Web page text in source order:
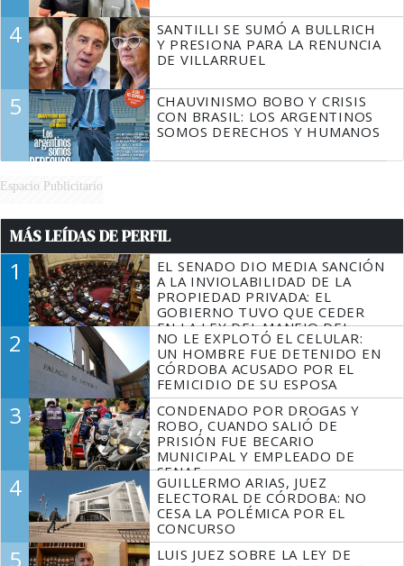
4
SANTILLI SE SUMÓ A BULLRICH
Y PRESIONA PARA LA RENUNCIA
DE VILLARRUEL
5
CHAUVINISMO BOBO Y CRISIS
CON BRASIL: LOS ARGENTINOS
SOMOS DERECHOS Y HUMANOS
Espacio Publicitario
MÁS LEÍDAS DE PERFIL
1
EL SENADO DIO MEDIA SANCIÓN
A LA INVIOLABILIDAD DE LA
PROPIEDAD PRIVADA: EL
GOBIERNO TUVO QUE CEDER
EN LA LEY DEL MANEJO DEL
FUEGO
2
NO LE EXPLOTÓ EL CELULAR:
UN HOMBRE FUE DETENIDO EN
CÓRDOBA ACUSADO POR EL
FEMICIDIO DE SU ESPOSA
3
CONDENADO POR DROGAS Y
ROBO, CUANDO SALIÓ DE
PRISIÓN FUE BECARIO
MUNICIPAL Y EMPLEADO DE
SENAF
4
GUILLERMO ARIAS, JUEZ
ELECTORAL DE CÓRDOBA: NO
CESA LA POLÉMICA POR EL
CONCURSO
5
LUIS JUEZ SOBRE LA LEY DE